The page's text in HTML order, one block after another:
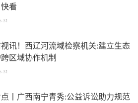
看
31
视讯！西辽河流域检察机关:建立生态
区域协作机制
31
丨广西南宁青秀:公益诉讼助力规范